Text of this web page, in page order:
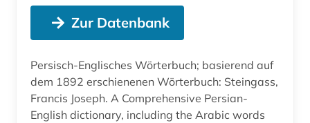
Zur Datenbank
Persisch-Englisches Wörterbuch; basierend auf
dem 1892 erschienenen Wörterbuch: Steingass,
Francis Joseph. A Comprehensive Persian-
English dictionary, including the Arabic words